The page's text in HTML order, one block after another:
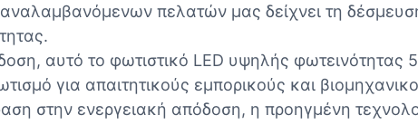
πελατών μας δείχνει τη
αυτό το φωτιστικό LED υψηλής φωτεινότητας
για απαιτητικούς εμπορικούς και
στην ενεργειακή απόδοση, η προηγμένη